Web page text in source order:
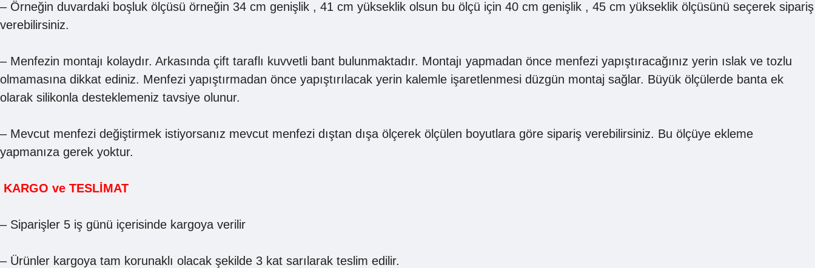
– Örneğin duvardaki boşluk ölçüsü örneğin 34 cm genişlik , 41 cm yükseklik olsun bu ölçü için 40 cm genişlik , 45 cm yükseklik ölçüsünü seçerek sipariş
verebilirsiniz.
– Menfezin montajı kolaydır. Arkasında çift taraflı kuvvetli bant bulunmaktadır. Montajı yapmadan önce menfezi yapıştıracağınız yerin ıslak ve tozlu
olmamasına dikkat ediniz. Menfezi yapıştırmadan önce yapıştırılacak yerin kalemle işaretlenmesi düzgün montaj sağlar. Büyük ölçülerde banta ek
olarak silikonla desteklemeniz tavsiye olunur.
– Mevcut menfezi değiştirmek istiyorsanız mevcut menfezi dıştan dışa ölçerek ölçülen boyutlara göre sipariş verebilirsiniz. Bu ölçüye ekleme
yapmanıza gerek yoktur.
KARGO ve TESLİMAT
– Siparişler 5 iş günü içerisinde kargoya verilir
– Ürünler kargoya tam korunaklı olacak şekilde 3 kat sarılarak teslim edilir.